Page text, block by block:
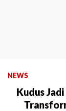
NEWS
Kudus